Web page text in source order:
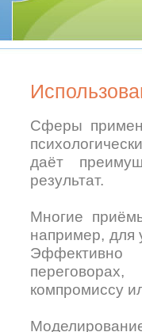
Сферы
даёт
результат.
Многие
например, для
Эффективно
компромиссу